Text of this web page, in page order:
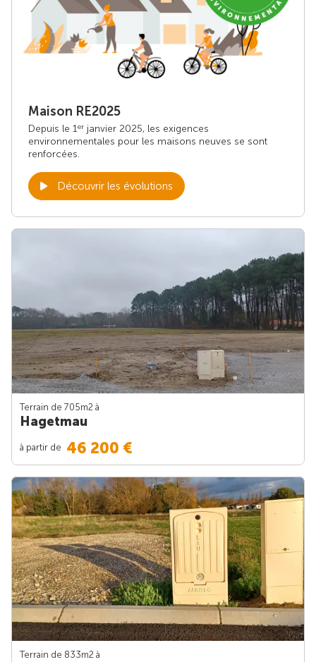
Maison RE2025
Depuis le 1er janvier 2025, les exigences
environnementales pour les maisons neuves se sont
renforcées.
Découvrir les évolutions
Terrain de 705m2 à
Hagetmau
à partir de 46 200 €
Terrain de 833m2 à